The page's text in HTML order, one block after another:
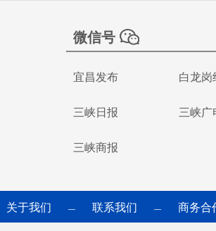
微信号
宜昌发布 白龙岗
三峡日报 三峡广
三峡商报
关于我们 — 联系我们 — 商务合